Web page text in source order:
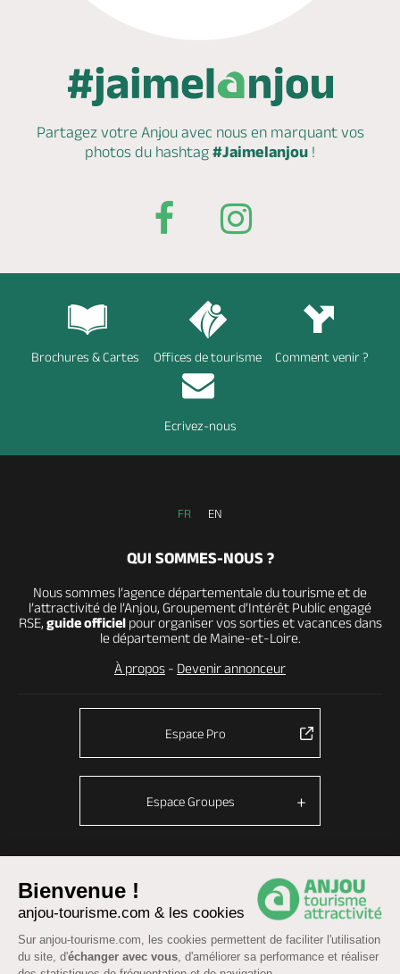
Bienvenue !
anjou-tourisme.com & les cookies
Sur anjou-tourisme.com, les cookies permettent de faciliter l'utilisation
du site, d'échanger avec vous, d'améliorer sa performance et réaliser
Partagez votre Anjou avec nous en marquantvos
photos du hashtag #Jaimelanjou !
Brochures & Cartes Offices de tourisme Comment venir ?
Ecrivez-nous
FR EN
QUI SOMMES-NOUS ?
Nous sommes l’agence départementale du tourisme et de
l’attractivité de l’Anjou, Groupement d’Intérêt Public engagé
RSE, guide officielpour organiser vos sorties et vacances dans
le département de Maine-et-Loire.
À propos - Devenir annonceur
Espace Pro
Espace Groupes
© Anjou tourisme 2026 - Fonctionnement du site
Mentions légales-Données personnelles-Cookies
CGU Réservation
Accessibilité : partiellement conforme